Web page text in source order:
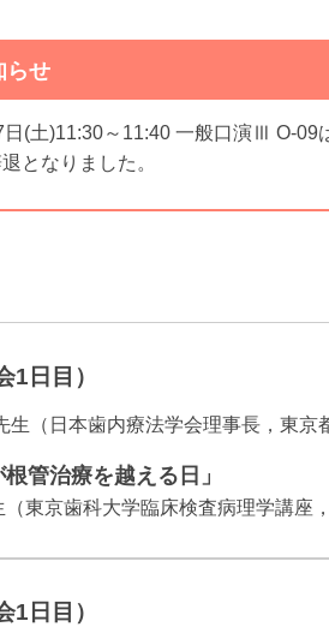
らせ
日(土)11:30～11:40 一般口演Ⅲ O-09
となりました。
1日目）
（日本歯内療法学会理事長，東京
管治療を越える日」
京歯科大学臨床検査病理学講座
1日目）